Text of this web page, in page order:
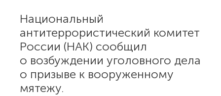
Национальный
антитеррористический комитет
России (НАК) сообщил
о возбуждении уголовного дела
о призыве к вооруженному
мятежу.